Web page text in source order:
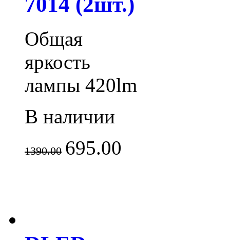
Общая
яркость
лампы 420lm
В наличии
1390.00 695.00